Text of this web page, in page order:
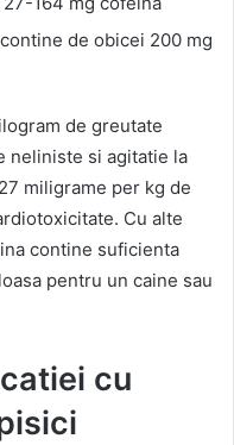
de obicei 200 mg
de greutate
neliniste si agitatie la
miligrame per kg de
Cu alte
contine suficienta
pentru un caine sau
cu